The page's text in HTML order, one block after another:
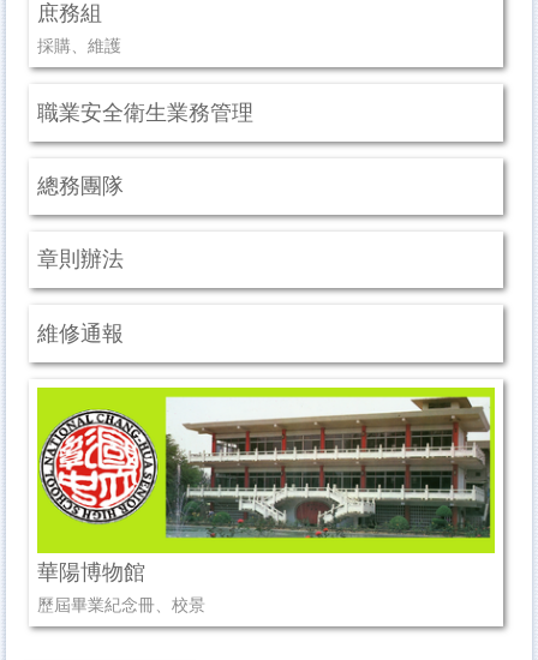
庶務組
採購、維護
職業安全衛生業務管理
總務團隊
章則辦法
維修通報
華陽博物館
歷屆畢業紀念冊、校景